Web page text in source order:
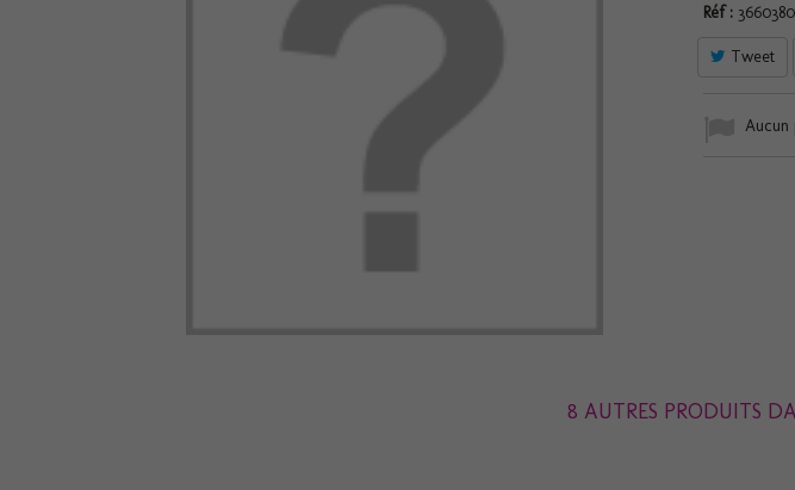
Réf :
Tweet
Aucun
8 AUTRES PRODUITS